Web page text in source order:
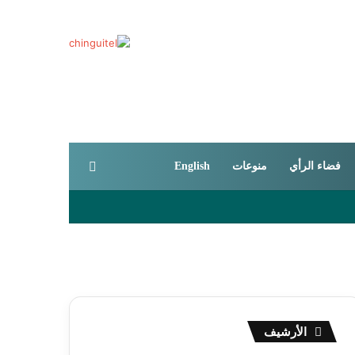
فضاء الرأي منوعات English
شفافية الطلبية
الأرشيف الأرشيف